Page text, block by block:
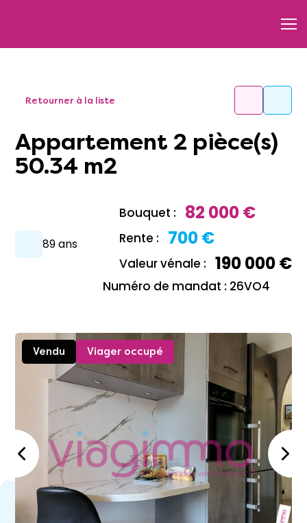
Retourner à la liste
Appartement 2 pièce(s)
50.34 m2
89 ans
Bouquet : 82 000 €
Rente : 700 €
Valeur vénale : 190 000 €
Numéro de mandat : 26VO4
Vendu Viager occupé